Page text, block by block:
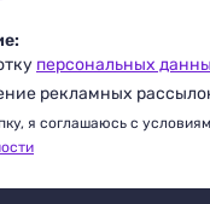
персональных
рекламных
я соглашаюсь с